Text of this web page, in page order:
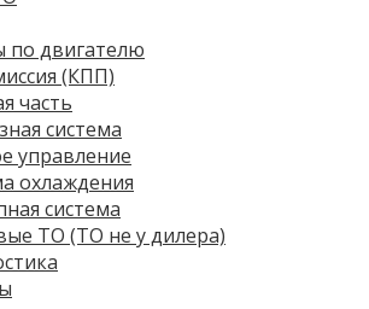
по двигателю
(КПП)
часть
система
управление
охлаждения
система
ТО (ТО не у дилера)